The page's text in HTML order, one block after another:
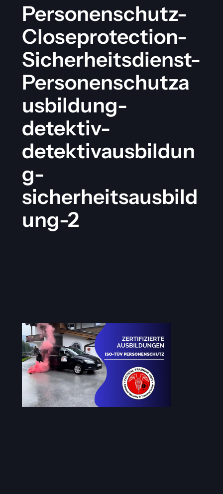
Personenschutz-
Closeprotection-
Sicherheitsdienst-
Personenschutza
usbildung-
detektiv-
detektivausbildun
g-
sicherheitsausbild
ung-2